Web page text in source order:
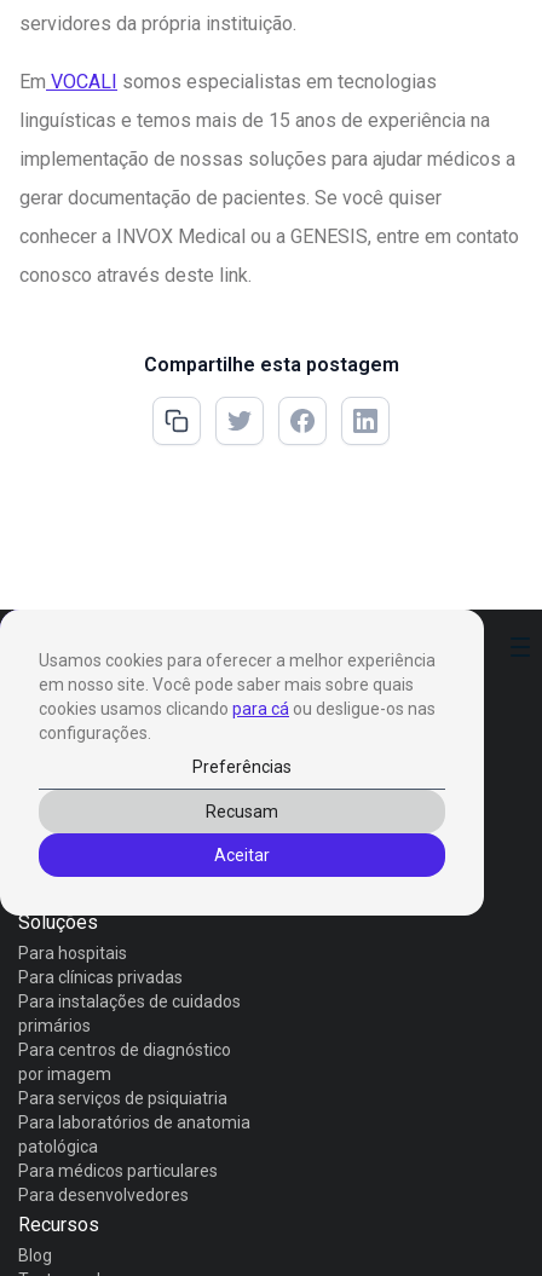
servidores da própria instituição.
Em VOCALI somos especialistas em tecnologias
linguísticas e temos mais de 15 anos de experiência na
implementação de nossas soluções para ajudar médicos a
gerar documentação de pacientes. Se você quiser
conhecer a INVOX Medical ou a GENESIS, entre em contato
conosco através deste link.
Compartilhe esta postagem
Usamos cookies para oferecer a melhor experiência
em nosso site. Você pode saber mais sobre quais
cookies usamos clicando para cá ou desligue-os nas
configurações.
Preferências
Recusam
Aceitar
Invox Dictation
Invox Genesis
Soluções
Para hospitais
Para clínicas privadas
Para instalações de cuidados
primários
Para centros de diagnóstico
por imagem
Para serviços de psiquiatria
Para laboratórios de anatomia
patológica
Para médicos particulares
Para desenvolvedores
Recursos
Blog